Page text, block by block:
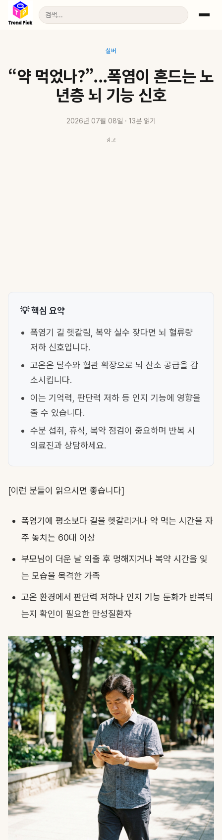
실버
“약 먹었나?”...폭염이 흔드는 노
년층 뇌 기능 신호
2026년 07월 08일 · 13분 읽기
광고
💡 핵심 요약
폭염기 길 헷갈림, 복약 실수 잦다면 뇌 혈류량
저하 신호입니다.
고온은 탈수와 혈관 확장으로 뇌 산소 공급을 감
소시킵니다.
이는 기억력, 판단력 저하 등 인지 기능에 영향을
줄 수 있습니다.
수분 섭취, 휴식, 복약 점검이 중요하며 반복 시
의료진과 상담하세요.
[이런 분들이 읽으시면 좋습니다]
폭염기에 평소보다 길을 헷갈리거나 약 먹는 시간을 자
주 놓치는 60대 이상
부모님이 더운 날 외출 후 멍해지거나 복약 시간을 잊
는 모습을 목격한 가족
고온 환경에서 판단력 저하나 인지 기능 둔화가 반복되
는지 확인이 필요한 만성질환자